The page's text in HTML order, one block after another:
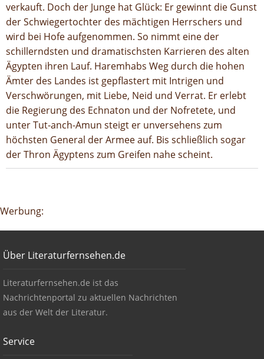
verkauft. Doch der Junge hat Glück: Er gewinnt die Gunst
der Schwiegertochter des mächtigen Herrschers und
wird bei Hofe aufgenommen. So nimmt eine der
schillerndsten und dramatischsten Karrieren des alten
Ägypten ihren Lauf. Haremhabs Weg durch die hohen
Ämter des Landes ist gepflastert mit Intrigen und
Verschwörungen, mit Liebe, Neid und Verrat. Er erlebt
die Regierung des Echnaton und der Nofretete, und
unter Tut-anch-Amun steigt er unversehens zum
höchsten General der Armee auf. Bis schließlich sogar
der Thron Ägyptens zum Greifen nahe scheint.
Google-Werbeanzeige
Werbung:
Über Literaturfernsehen.de
Über Literaturfernsehen.de
Literaturfernsehen.de ist das
Nachrichtenportal zu aktuellen Nachrichten
aus der Welt der Literatur.
Service